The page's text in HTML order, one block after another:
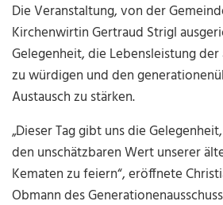
Die Veranstaltung, von der
Kirchenwirtin Gertraud Strigl
Gelegenheit, die Lebensleistung
zu würdigen und den
Austausch zu stärken.
„Dieser Tag gibt uns die
den unschätzbaren Wert unserer
Kematen zu feiern“, eröffnete
Obmann des